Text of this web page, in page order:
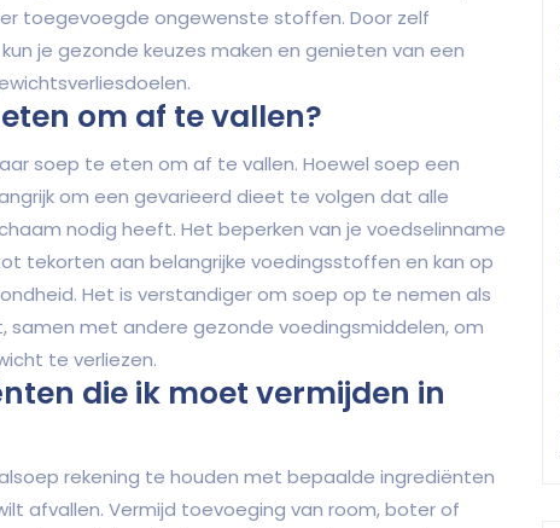
toegevoegde ongewenste stoffen. Door zelf
je gezonde keuzes maken en genieten van een
om af te vallen?
soep te eten om af te vallen. Hoewel soep een
om een gevarieerd dieet te volgen dat alle
nodig heeft. Het beperken van je voedselinname
tekorten aan belangrijke voedingsstoffen en kan op
Het is verstandiger om soep op te nemen als
met andere gezonde voedingsmiddelen, om
te verliezen.
die ik moet vermijden in
rekening te houden met bepaalde ingrediënten
afvallen. Vermijd toevoeging van room, boter of